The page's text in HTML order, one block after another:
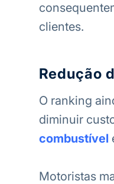
clientes.
Redução
O ranking
diminuir
combustível
Motoristas